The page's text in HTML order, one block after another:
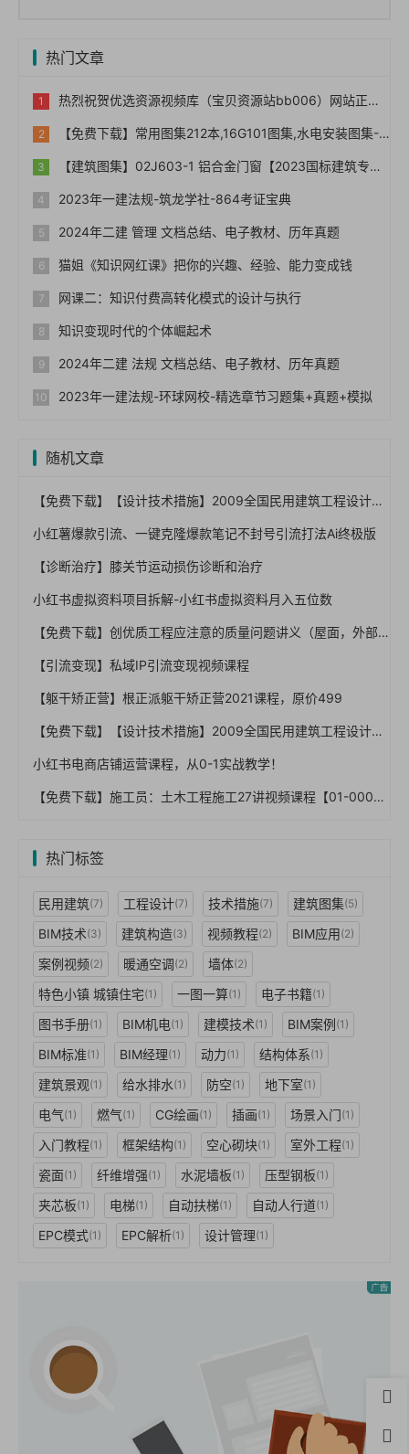
热门文章
热烈祝贺优选资源视频库（宝贝资源站bb006）网站正式上线！！
【免费下载】常用图集212本,16G101图集,水电安装图集-254本【01-0014】
【建筑图集】02J603-1 铝合金门窗【2023国标建筑专业图集大全】
2023年一建法规-筑龙学社-864考证宝典
2024年二建 管理 文档总结、电子教材、历年真题
猫姐《知识网红课》把你的兴趣、经验、能力变成钱
网课二：知识付费高转化模式的设计与执行
知识变现时代的个体崛起术
2024年二建 法规 文档总结、电子教材、历年真题
2023年一建法规-环球网校-精选章节习题集+真题+模拟
随机文章
【免费下载】【设计技术措施】2009全国民用建筑工程设计技术措施-给水排水
小红薯爆款引流、一键克隆爆款笔记不封号引流打法Ai终极版
【诊断治疗】膝关节运动损伤诊断和治疗
小红书虚拟资料项目拆解-小红书虚拟资料月入五位数
【免费下载】创优质工程应注意的质量问题讲义（屋面，外部工程，室内安装）,图文丰富,109页PPT【01-0043】
【引流变现】私域IP引流变现视频课程
【躯干矫正营】根正派躯干矫正营2021课程，原价499
【免费下载】【设计技术措施】2009全国民用建筑工程设计技术措施-结构(结构体系)
小红书电商店铺运营课程，从0-1实战教学！
【免费下载】施工员：土木工程施工27讲视频课程【01-0009】
热门标签
民用建筑(7) 工程设计(7) 技术措施(7) 建筑图集(5)
BIM技术(3) 建筑构造(3) 视频教程(2) BIM应用(2)
案例视频(2) 暖通空调(2) 墙体(2)
特色小镇 城镇住宅(1) 一图一算(1) 电子书籍(1)
图书手册(1) BIM机电(1) 建模技术(1) BIM案例(1)
BIM标准(1) BIM经理(1) 动力(1) 结构体系(1)
建筑景观(1) 给水排水(1) 防空(1) 地下室(1)
电气(1) 燃气(1) CG绘画(1) 插画(1) 场景入门(1)
入门教程(1) 框架结构(1) 空心砌块(1) 室外工程(1)
瓷面(1) 纤维增强(1) 水泥墙板(1) 压型钢板(1)
夹芯板(1) 电梯(1) 自动扶梯(1) 自动人行道(1)
EPC模式(1) EPC解析(1) 设计管理(1)